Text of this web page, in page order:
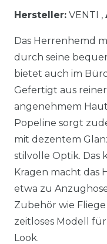
Hersteller: VENTI ,
Das Herrenhemd
durch seine
bietet auch im
Gefertigt aus
angenehmem
Popeline sorgt
mit dezentem
stilvolle Optik. Das
Kragen macht das
etwa zu
Zubehör wie
zeitloses Modell
Look.